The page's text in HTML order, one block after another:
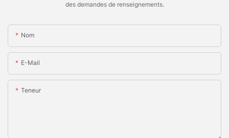
des demandes de renseignements.
Nom
E-Mail
Teneur